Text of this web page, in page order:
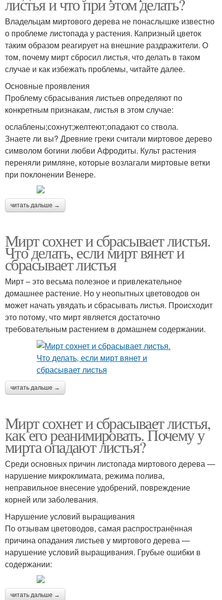
Владельцам миртового дерева не понаслышке известно
о проблеме листопада у растения. Капризный цветок
таким образом реагирует на внешние раздражители. О
том, почему мирт сбросил листья, что делать в таком
случае и как избежать проблемы, читайте далее.
Основные проявления
Проблему сбрасывания листьев определяют по
конкретным признакам, листья в этом случае:
ослаблены;сохнут;желтеют;опадают со ствола.
Знаете ли вы? Древние греки считали миртовое дерево
символом богини любви Афродиты. Культ растения
переняли римляне, которые возлагали миртовые ветки
при поклонении Венере.
читать дальше →
Мирт сохнет и сбрасывает листья.
Что делать, если мирт вянет и
сбрасывает листья
Мирт – это весьма полезное и привлекательное
домашнее растение. Но у неопытных цветоводов он
может начать увядать и сбрасывать листья. Происходит
это потому, что мирт является достаточно
требовательным растением в домашнем содержании.
читать дальше →
Мирт сохнет и сбрасывает листья,
как его реанимировать. Почему у
мирта опадают листья?
Среди основных причин листопада миртового дерева —
нарушение микроклимата, режима полива,
неправильное внесение удобрений, повреждение
корней или заболевания.
Нарушение условий выращивания
По отзывам цветоводов, самая распространённая
причина опадания листьев у миртового дерева —
нарушение условий выращивания. Грубые ошибки в
содержании:
читать дальше →